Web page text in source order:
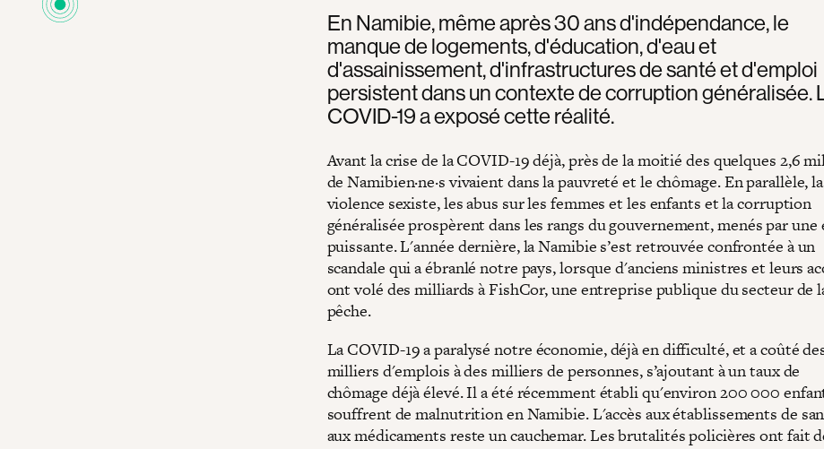
En Namibie, même après 30 ans d'indépendance, le
manque de logements, d'éducation, d'eau et
d'assainissement, d'infrastructures de santé et d'emploi
persistent dans un contexte de corruption généralisée.
COVID-19 a exposé cette réalité.
Avant la crise de la COVID-19 déjà, près de la moitié des quelques 2,6
de Namibien·ne·s vivaient dans la pauvreté et le chômage. En parallèle, la
violence sexiste, les abus sur les femmes et les enfants et la corruption
généralisée prospèrent dans les rangs du gouvernement, menés par une
puissante. L'année dernière, la Namibie s’est retrouvée confrontée à un
scandale qui a ébranlé notre pays, lorsque d'anciens ministres et leurs
ont volé des milliards à FishCor, une entreprise publique du secteur de
pêche.
La COVID-19 a paralysé notre économie, déjà en difficulté, et a coûté
milliers d'emplois à des milliers de personnes, s’ajoutant à un taux de
chômage déjà élevé. Il a été récemment établi qu'environ 200 000
souffrent de malnutrition en Namibie. L'accès aux établissements de
aux médicaments reste un cauchemar. Les brutalités policières ont fait